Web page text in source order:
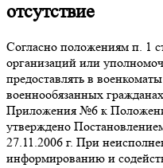
отсутствие
Согласно положениям п. 1
организаций или
предоставлять в
военнообязанных
Приложения №6 к
утверждено
27.11.2006 г. При
информированию и